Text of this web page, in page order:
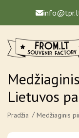
Lietuvos
Pradžia Medžiaginis